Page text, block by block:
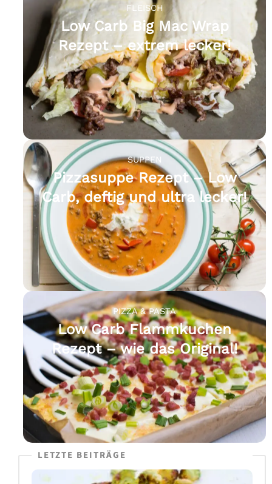
FLEISCH
Low Carb Big Mac Wrap
Rezept – extrem lecker!
SUPPEN
Pizzasuppe Rezept – Low
Carb, deftig und ultra lecker!
PIZZA & PASTA
Low Carb Flammkuchen
Rezept – wie das Original!
LETZTE BEITRÄGE